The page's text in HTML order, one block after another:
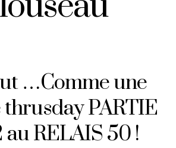
…Comme une
thrusday PARTIE
au RELAIS 50 !